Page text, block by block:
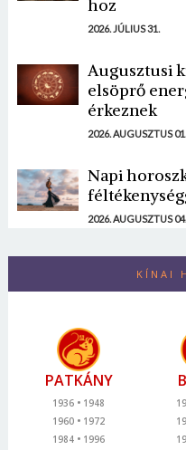
hoz
2026. JÚLIUS 31.
Augusztusi
elsöprő
érkeznek
2026. AUGUSZTUS 01.
Napi
2026. AUGUSZTUS 04.
KÍNAI
PATKÁNY
1936
1948
1960
1972
1984
1996